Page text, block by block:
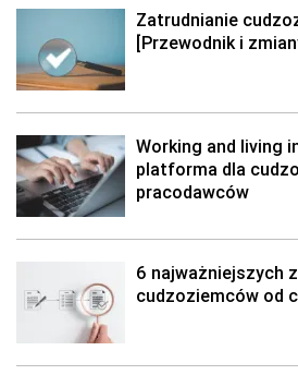
Zatrudnianie
[Przewodnik i
Working and living
platforma dla
pracodawców
6 najważniejszych
cudzoziemców od